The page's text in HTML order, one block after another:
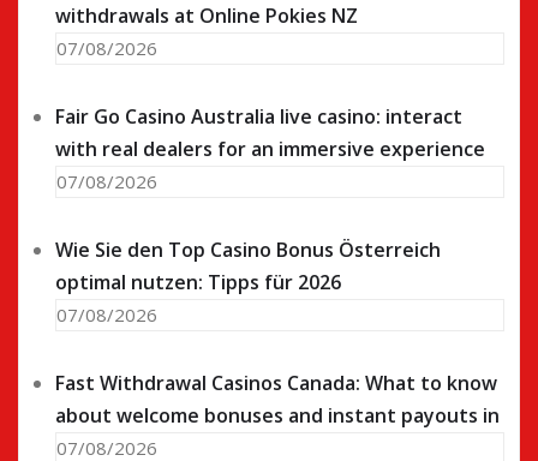
withdrawals at Online Pokies NZ
07/08/2026
Fair Go Casino Australia live casino: interact
with real dealers for an immersive experience
07/08/2026
Wie Sie den Top Casino Bonus Österreich
optimal nutzen: Tipps für 2026
07/08/2026
Fast Withdrawal Casinos Canada: What to know
about welcome bonuses and instant payouts in
07/08/2026